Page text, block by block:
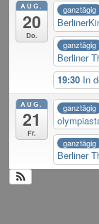
AUG.
20
Do.
ganztägig
ganztägig
Berliner
19:30 In
AUG.
21
Fr.
ganztägig
ganztägig
Berliner